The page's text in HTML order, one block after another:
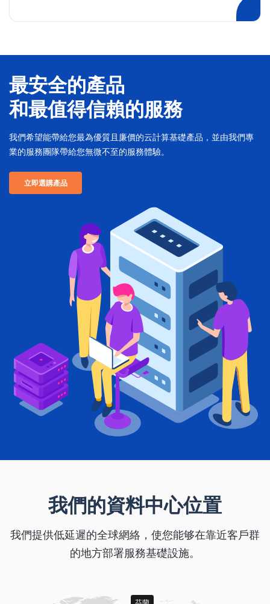
最安全的產品
和最值得信賴的服務
我們希望能帶給您最為優質且廉價的云計算基礎產品，並由我們專
業的服務團隊帶給您無微不至的服務體驗。
立即選購產品
我們的資料中心位置
我們提供低延遲的全球網絡，使您能够在靠近客戶群
的地方部署服務基礎設施。